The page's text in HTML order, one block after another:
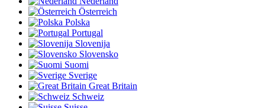
Österreich
Polska
Portugal
Slovenija
Slovensko
Suomi
Sverige
Great Britain
Schweiz